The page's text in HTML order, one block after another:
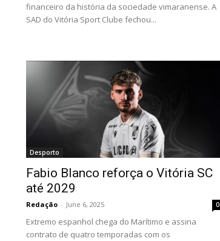
financeiro da história da sociedade vimaranense. A
SAD do Vitória Sport Clube fechou...
Desporto
Fabio Blanco reforça o Vitória SC
até 2029
Redação - June 6, 2025 0
Extremo espanhol chega do Marítimo e assina
contrato de quatro temporadas com os